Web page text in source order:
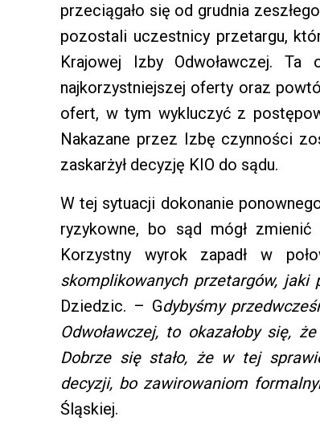
przeciągało się od grudnia
pozostali uczestnicy przetargu,
Krajowej Izby Odwoławczej. Ta
najkorzystniejszej oferty oraz
ofert, w tym wykluczyć z
Nakazane przez Izbę czynności
zaskarżył decyzję KIO do sądu.
W tej sytuacji dokonanie
ryzykowne, bo sąd mógł
Korzystny wyrok zapadł w
skomplikowanych przetargów, jaki
Dziedzic. – Gdybyśmy
Odwoławczej, to okazałoby się,
Dobrze się stało, że w tej
decyzji, bo zawirowaniom
Śląskiej.